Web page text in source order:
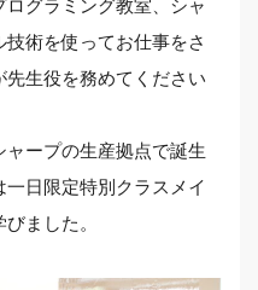
グラミング教室、シャ
術を使ってお仕事をさ
生役を務めてください
ープの生産拠点で誕生
日限定特別クラスメイ
ました。